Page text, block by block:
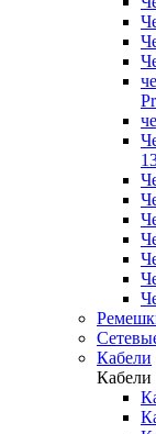
Кабели
Кабели